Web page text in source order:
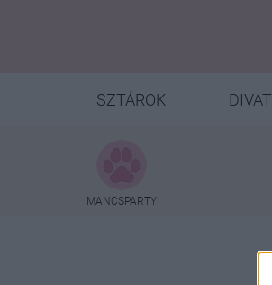
SZTÁROK DIVAT
MANCSPARTY